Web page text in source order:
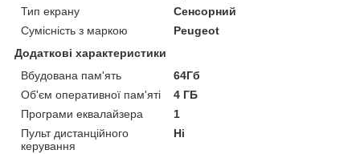
Тип екрану
Сенсорний
Сумісність з маркою
Peugeot
Додаткові характеристики
Вбудована пам'ять
64Гб
Об'єм оперативної пам'яті
4 ГБ
Програми еквалайзера
1
Пульт дистанційного
керування
Ні